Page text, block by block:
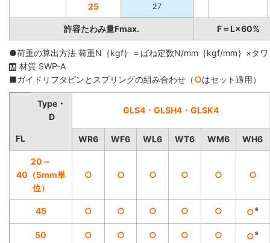
25 27
許容たわみ量Fmax. F＝L×60%
●荷重の算出方法 荷重N｛kgf｝＝ばね定数N/mm｛kgf/mm｝×タ
材質 SWP-A
■ガイドリフタピンとスプリングの組み合わせ（○はセット適用）
Type・
D
GLS4・GLSH4・GLSK4
FL WR6 WF6 WL6 WT6 WM6 WH6
20～
40（5mm単
位）
○ ○ ○ ○ ○ ○
45 ○ ○ ○ ○ ○ ○※
50 ○ ○ ○ ○ ○ ○※